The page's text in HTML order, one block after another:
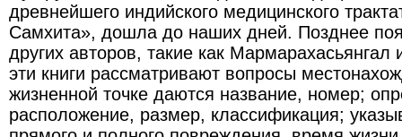
древнейшего индийского медицинского
Самхита», дошла до наших дней. Позднее
других авторов, такие как
эти книги рассматривают вопросы
жизненной точке даются название, номер;
расположение, размер, классификация;